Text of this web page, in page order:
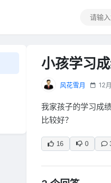
小孩学习
风花雪月 12
我家孩子的学习成
比较好？
16 0